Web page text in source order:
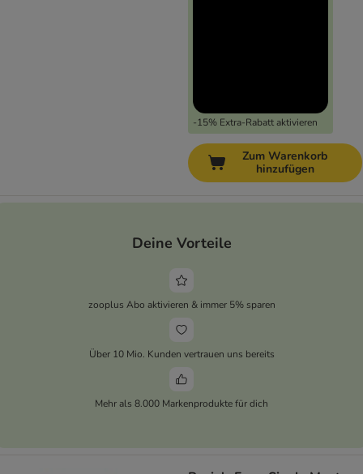
-15% Extra-Rabatt aktivieren
Zum Warenkorb
hinzufügen
Deine Vorteile
zooplus Abo aktivieren & immer 5% sparen
Über 10 Mio. Kunden vertrauen uns bereits
Mehr als 8.000 Markenprodukte für dich